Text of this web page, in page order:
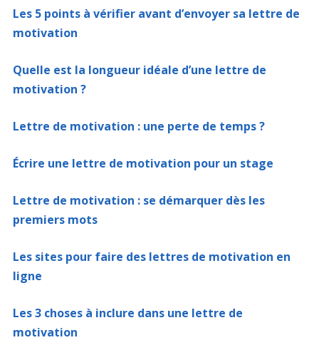
Les 5 points à vérifier avant d’envoyer sa lettre de
motivation
Quelle est la longueur idéale d’une lettre de
motivation ?
Lettre de motivation : une perte de temps ?
Écrire une lettre de motivation pour un stage
Lettre de motivation : se démarquer dès les
premiers mots
Les sites pour faire des lettres de motivation en
ligne
Les 3 choses à inclure dans une lettre de
motivation